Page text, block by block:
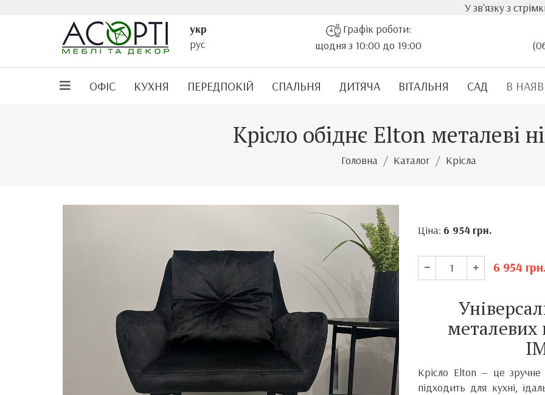
У зв'язку з стрімким зростанням
укр
рус
Графік роботи:
щодня з 10:00 до 19:00
ОФІС КУХНЯ ПЕРЕДПОКІЙ СПАЛЬНЯ ДИТЯЧА ВІТАЛЬНЯ САД В
Крісло обіднє Elton металеві
Головна Каталог Крісла
Ціна: 6 954 грн.
6 954
металевих
Крісло Elton — це
підходить для кухні,